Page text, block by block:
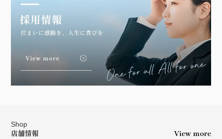
Shop
店舗情報 View more